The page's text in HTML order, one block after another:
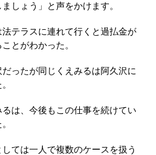
しょう」と声をかけます。
テラスに連れて行くと過払金が
とがわかった。
ったが同じくえみるは阿久沢に
は、今後もこの仕事を続けてい
ては一人で複数のケースを扱う